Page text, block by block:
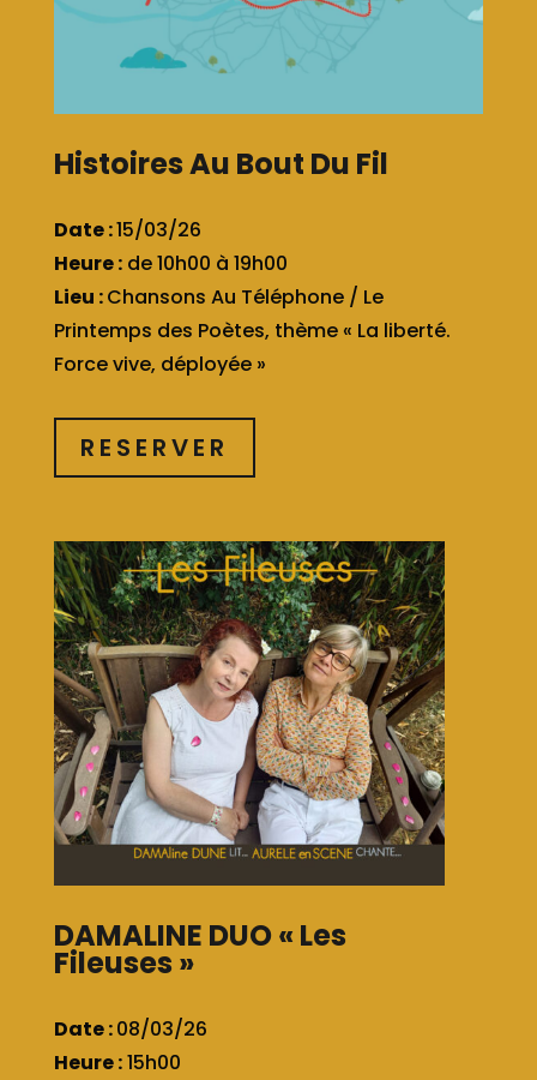
Histoires Au Bout Du Fil
Date :15/03/26
Heure :de 10h00 à 19h00
Lieu :Chansons Au Téléphone / Le
Printemps des Poètes, thème « La liberté.
Force vive, déployée »
RESERVER
DAMALINE DUO « Les
Fileuses »
Date :08/03/26
Heure :15h00